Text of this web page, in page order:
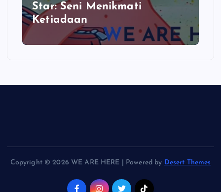
Star: Seni Menikmati
Ketiadaan
Copyright © 2026 WE ARE HERE | Powered by Desert Themes